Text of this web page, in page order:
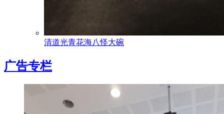
清道光青花海八怪大碗
广告专栏